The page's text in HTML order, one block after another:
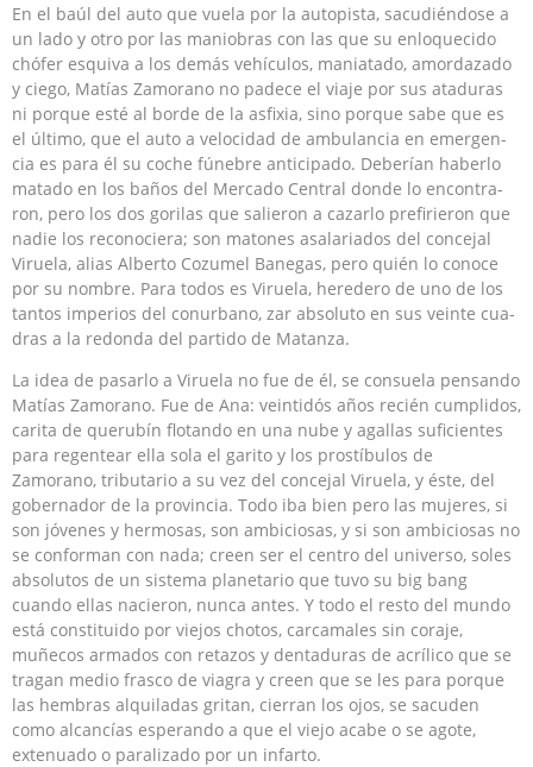
En el baúl del auto que vuela por la autopista, sacudiéndose a
un lado y otro por las maniobras con las que su enloquecido
chófer esquiva a los demás vehículos, maniatado, amordazado
y ciego, Matías Zamorano no padece el viaje por sus ataduras
ni porque esté al borde de la asfixia, sino porque sabe que es
el último, que el auto a velocidad de ambulancia en emergen­
cia es para él su coche fúnebre anticipado. Deberían haberlo
matado en los baños del Mercado Central donde lo encontra­
ron, pero los dos gorilas que salieron a cazarlo prefirieron que
nadie los reconociera; son matones asalariados del concejal
Viruela, alias Alberto Cozumel Banegas, pero quién lo conoce
por su nombre. Para todos es Viruela, heredero de uno de los
tantos imperios del conurbano, zar absoluto en sus veinte cua­
dras a la redonda del partido de Matanza.
La idea de pasarlo a Viruela no fue de él, se consuela pensando
Matías Zamorano. Fue de Ana: veintidós años recién cumplidos,
carita de querubín flotando en una nube y agallas suficientes
para regentear ella sola el garito y los prostíbulos de
Zamorano, tributario a su vez del concejal Viruela, y éste, del
gobernador de la provincia. Todo iba bien pero las mujeres, si
son jóvenes y hermosas, son ambiciosas, y si son ambiciosas no
se conforman con nada; creen ser el centro del universo, soles
absolutos de un sistema planetario que tuvo su big bang
cuando ellas nacieron, nunca antes. Y todo el resto del mundo
está constituido por vie­jos chotos, carcamales sin coraje,
muñecos armados con retazos y dentaduras de acrílico que se
tragan medio frasco de viagra y creen que se les para porque
las hembras alquiladas gritan, cie­rran los ojos, se sacuden
como alcancías esperando a que el viejo acabe o se agote,
extenuado o paralizado por un infarto.